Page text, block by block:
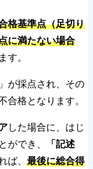
格基準点（足切り
に満たない場合
す。
が採点され、その
合格となります。
した場合に、はじ
ができ、
「記述
ば、 最後に総合得